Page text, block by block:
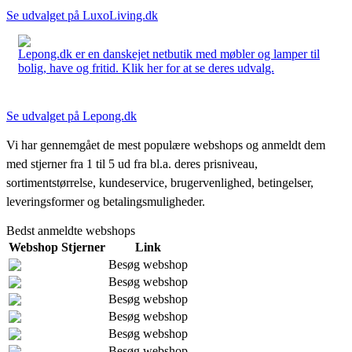
Se udvalget på LuxoLiving.dk
Lepong.dk er en danskejet netbutik med møbler og lamper til
bolig, have og fritid. Klik her for at se deres udvalg.
Se udvalget på Lepong.dk
Vi har gennemgået de mest populære webshops og anmeldt dem
med stjerner fra 1 til 5 ud fra bl.a. deres prisniveau,
sortimentstørrelse, kundeservice, brugervenlighed, betingelser,
leveringsformer og betalingsmuligheder.
Bedst anmeldte webshops
Webshop Stjerner
Link
Besøg webshop
Besøg webshop
Besøg webshop
Besøg webshop
Besøg webshop